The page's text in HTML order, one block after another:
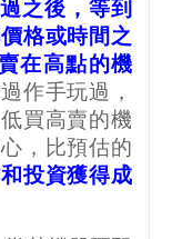
之後，等到
格或時間之
在高點的機
作手玩過，
買高賣的機
，比預估的
投資獲得成